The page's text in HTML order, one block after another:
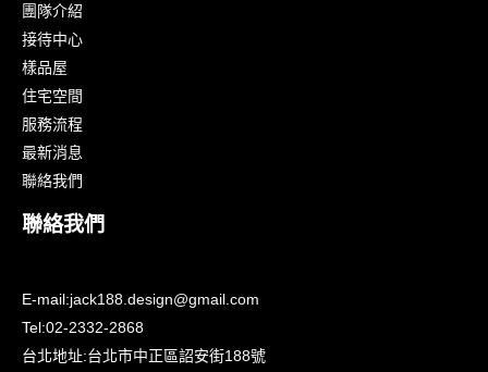
團隊介紹
接待中心
樣品屋
住宅空間
服務流程
最新消息
聯絡我們
聯絡我們
E-mail:jack188.design@gmail.com
Tel:02-2332-2868
台北地址:台北市中正區詔安街188號